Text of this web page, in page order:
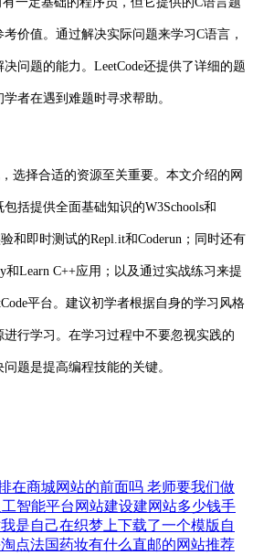
价值。通过解决实际问题来学习C语言，
问题的能力。LeetCode还提供了详细的题
者在遇到难题时寻求帮助。
择合适的资源至关重要。本文介绍的网
括提供全面基础知识的W3Schools和
和即时测试的Repl.it和Coderun；同时还有
和Learn C++应用；以及通过实战练习来提
平台。建议初学者根据自身的学习风格
行学习。在学习过程中不要忽视实践的
题是提高编程技能的关键。
在商城网站的前面吗 老师要我们做
智能平台网站建设建网站多少钱手
是自己在织梦上下载了一个模版自
点法国药妆有什么直邮的网站推荐